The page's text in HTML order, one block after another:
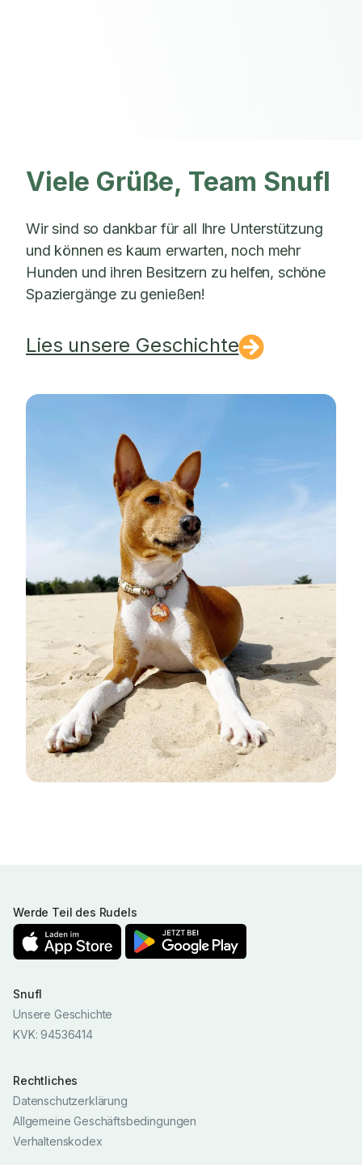
Viele Grüße, Team Snufl
Wir sind so dankbar für all Ihre Unterstützung
und können es kaum erwarten, noch mehr
Hunden und ihren Besitzern zu helfen, schöne
Spaziergänge zu genießen!
Lies unsere Geschichte
Werde Teil des Rudels
Snufl
Unsere Geschichte
KVK: 94536414
Rechtliches
Datenschutzerklärung
Allgemeine Geschäftsbedingungen
Verhaltenskodex